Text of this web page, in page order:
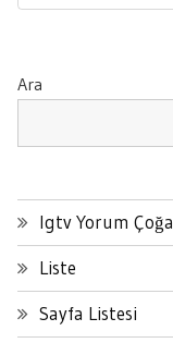
Post:
Ara
Igtv Yorum
Liste
Sayfa Listesi